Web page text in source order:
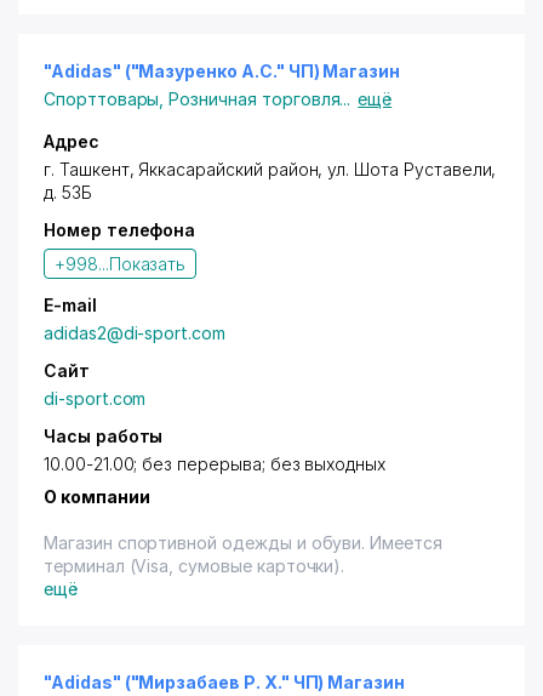
"Adidas" ("Мазуренко А.С." ЧП) Магазин
Спорттовары ,Розничная торговля... ещё
Адрес
г. Ташкент, Яккасарайский район,ул. Шота Руставели,
д. 53Б
Номер телефона
+998...Показать
E-mail
adidas2@di-sport.com
Сайт
di-sport.com
Часы работы
10.00-21.00; без перерыва; без выходных
О компании
Магазин спортивной одежды и обуви. Имеется
терминал (Visa, сумовые карточки).
ещё
"Adidas" ("Мирзабаев Р. Х." ЧП) Магазин